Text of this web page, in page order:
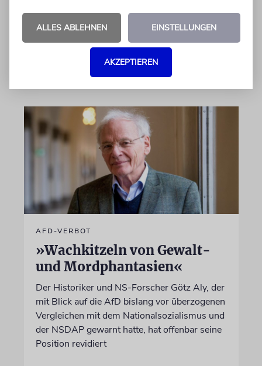
israelische Rüstungskonzern Elbit Systems an
AFD-VERBOT
»Wachkitzeln von Gewalt-
und Mordphantasien«
Der Historiker und NS-Forscher Götz Aly, der
mit Blick auf die AfD bislang vor überzogenen
Vergleichen mit dem Nationalsozialismus und
der NSDAP gewarnt hatte, hat offenbar seine
Position revidiert
ALLES ABLEHNEN EINSTELLUNGEN
AKZEPTIEREN